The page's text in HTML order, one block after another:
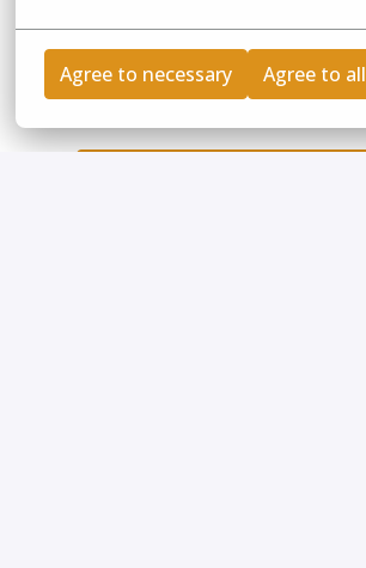
Agree to necessary Agree to all